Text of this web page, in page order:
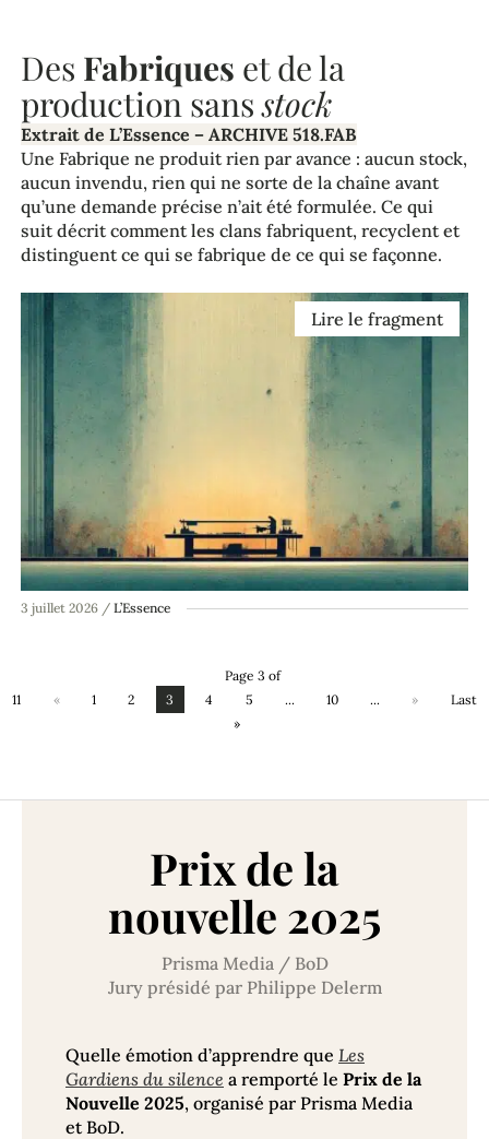
Des Fabriques et de la
production sansstock
3 juillet 2026 / L’Essence
Extrait de L’Essence – ARCHIVE 518.FAB
Une Fabrique ne produit rien par avance : aucun stock,
aucun invendu, rien qui ne sorte de la chaîne avant
qu’une demande précise n’ait été formulée. Ce qui
suit décrit comment les clans fabriquent, recyclent et
distinguent ce qui se fabrique de ce qui se façonne.
Lire le fragment
Page 3 of
11
« 1 2 3 4 5 ... 10 ... »
Last
»
Prix de la
nouvelle 2025
Prisma Media / BoD
Jury présidé par Philippe Delerm
Quelle émotion d’apprendre que Les
Gardiens du silence a remporté le Prix de la
Nouvelle 2025, organisé par Prisma Media
et BoD.